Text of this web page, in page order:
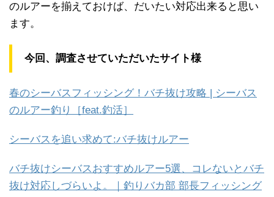
のルアーを揃えておけば、だいたい対応出来ると思い
ます。
今回、調査させていただいたサイト様
春のシーバスフィッシング！バチ抜け攻略 | シーバス
のルアー釣り［feat.釣活］
シーバスを追い求めて:バチ抜けルアー
バチ抜けシーバスおすすめルアー5選、コレないとバチ
抜け対応しづらいよ。｜釣りバカ部 部長フィッシング